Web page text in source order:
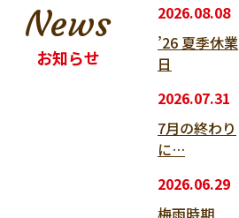
News
お知らせ
2026.08.08
’26 夏季休業
日
2026.07.31
7月の終わり
に…
2026.06.29
梅雨時期